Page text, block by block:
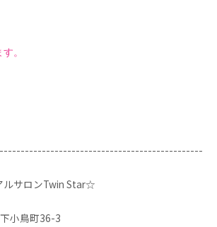
。
サロンTwin Star☆
小鳥町36-3